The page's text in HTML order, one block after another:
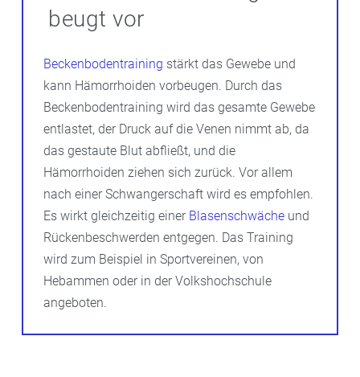
beugt vor
Beckenbodentraining stärkt das Gewebe und
kann Hämorrhoiden vorbeugen. Durch das
Beckenbodentraining wird das gesamte Gewebe
entlastet, der Druck auf die Venen nimmt ab, da
das gestaute Blut abfließt, und die
Hämorrhoiden ziehen sich zurück. Vor allem
nach einer Schwangerschaft wird es empfohlen.
Es wirkt gleichzeitig einer Blasenschwäche und
Rückenbeschwerden entgegen. Das Training
wird zum Beispiel in Sportvereinen, von
Hebammen oder in der Volkshochschule
angeboten.